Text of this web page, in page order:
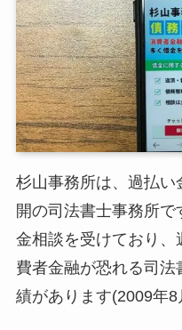
杉山事務所は、過払
開の司法書士事務所
金相談を受けており
費者金融が恐れる司
績があります(2009年8